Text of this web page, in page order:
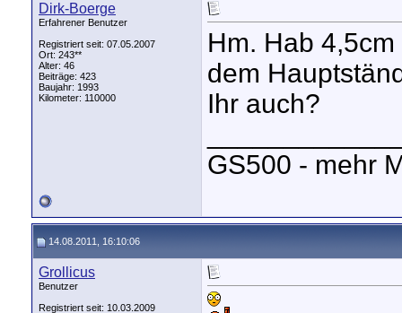
Dirk-Boerge
Erfahrener Benutzer
Registriert seit: 07.05.2007
Ort: 243**
Alter: 46
Beiträge: 423
Baujahr: 1993
Kilometer: 110000
Hm. Hab
dem
Ihr auch?
GS500 - mehr
14.08.2011, 16:10:06
Grollicus
Benutzer
Registriert seit: 10.03.2009